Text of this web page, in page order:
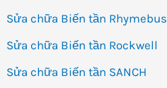
Sửa chữa Biến tần Rhymebus
Sửa chữa Biến tần Rockwell
Sửa chữa Biến tần SANCH